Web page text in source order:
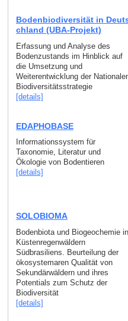
Bodenbiodiversität in
chland (UBA-Projekt)
Erfassung und Analyse des
Bodenzustands im Hinblick auf
die Umsetzung und
Weiterentwicklung der
Biodiversitätsstrategie
[details]
EDAPHOBASE
Informationssystem für
Taxonomie, Literatur und
Ökologie von Bodentieren
[details]
SOLOBIOMA
Bodenbiota und Biogeochemie in
Küstenregenwäldern
Südbrasiliens. Beurteilung der
ökosystemaren Qualität von
Sekundärwäldern und ihres
Potentials zum Schutz der
Biodiversität
[details]